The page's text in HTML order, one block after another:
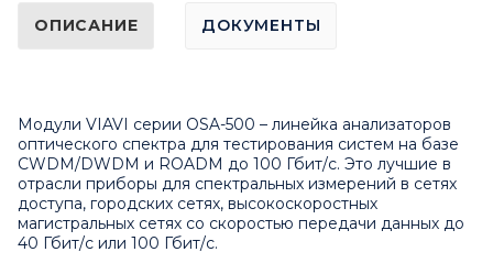
ОПИСАНИЕ ДОКУМЕНТЫ
Модули VIAVI серии OSA-500 – линейка анализаторов
оптического спектра для тестирования систем на базе
CWDM/DWDM и ROADM до 100 Гбит/с. Это лучшие в
отрасли приборы для спектральных измерений в сетях
доступа, городских сетях, высокоскоростных
магистральных сетях со скоростью передачи данных до
40 Гбит/с или 100 Гбит/с.